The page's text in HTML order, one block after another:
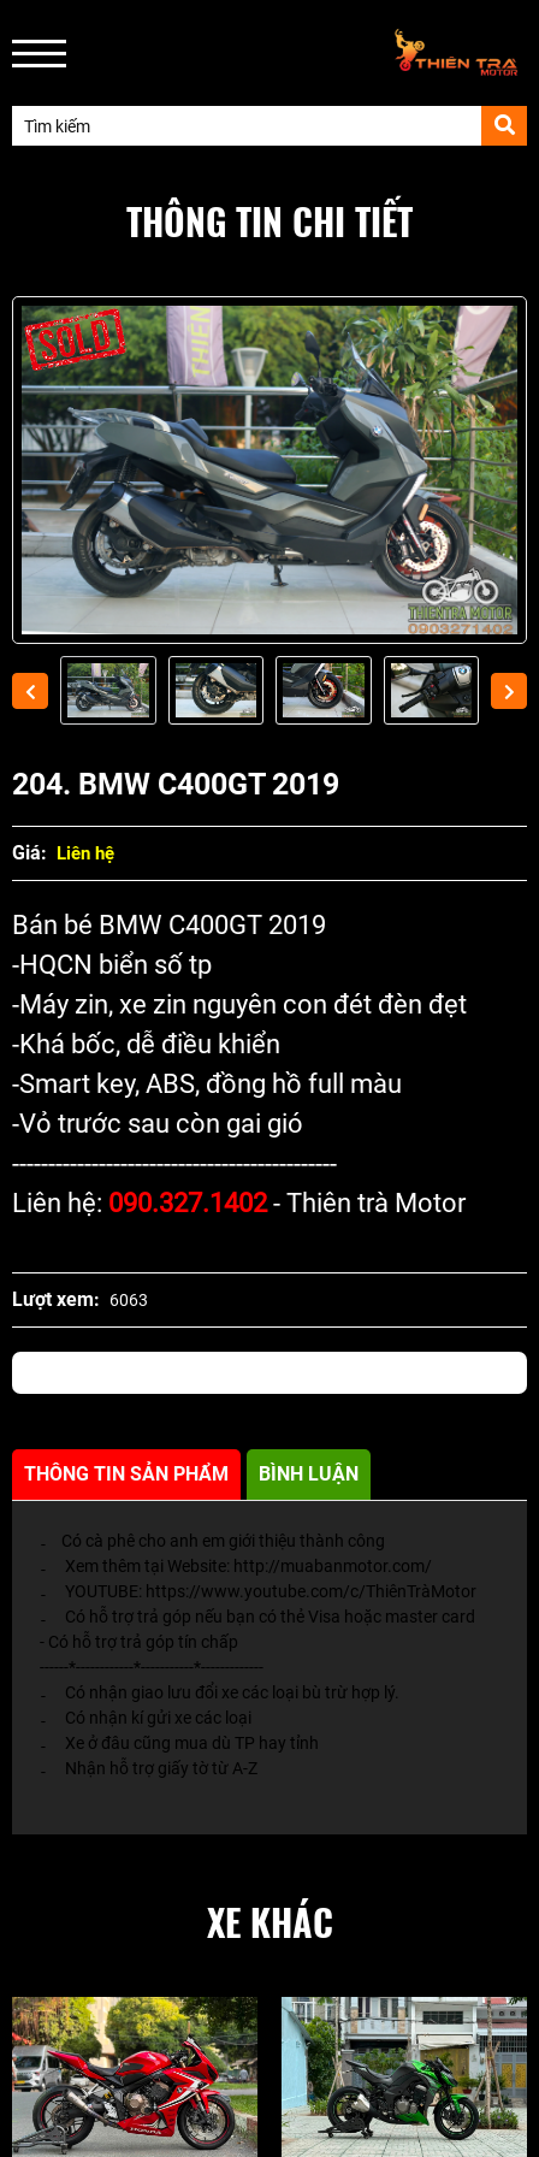
THÔNG TIN CHI TIẾT
204. BMW C400GT 2019
Giá: Liên hệ
Bán bé BMW C400GT 2019
-HQCN biển số tp
-Máy zin, xe zin nguyên con đét đèn đẹt
-Khá bốc, dễ điều khiển
-Smart key, ABS, đồng hồ full màu
-Vỏ trước sau còn gai gió
---------------------------------------------
Liên hệ: 090.327.1402- Thiên trà Motor
Lượt xem: 6063
THÔNG TIN SẢN PHẨM BÌNH LUẬN
-
Có cà phê cho anh em giới thiệu thành công
-
Xem thêm tại Website: http://muabanmotor.com/
-
YOUTUBE: https://www.youtube.com/c/ThiênTràMotor
-
Có hỗ trợ trả góp nếu bạn có thẻ Visa hoặc master card
- Có hỗ trợ trả góp tín chấp
------*------------*-----------*-------------
-
Có nhận giao lưu đổi xe các loại bù trừ hợp lý.
-
Có nhận kí gửi xe các loại
-
Xe ở đâu cũng mua dù TP hay tỉnh
-
Nhận hỗ trợ giấy tờ từ A-Z
XE KHÁC